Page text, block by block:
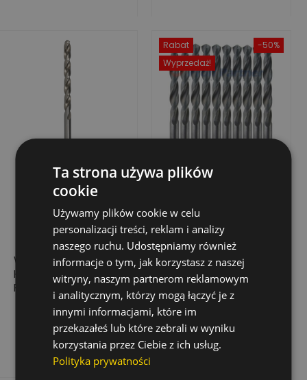
WIERTŁO DO METALU
HSS-G SUPER,
PRZEDŁUŻANE,
10,0X121/184
Cena
30,96 zł
Dodaj do koszyka
-50%
Rabat
Wyprzedaż!
WIERTŁO DO METALU
HSS-R 1,9 MM X 46
MM 10 SZT.
Cena
10,37 zł
podstawowa
Dodaj do koszyka
Ta strona używa plików
cookie
Używamy plików cookie w celu
personalizacji treści, reklam i analizy
naszego ruchu. Udostępniamy również
informacje o tym, jak korzystasz z naszej
witryny, naszym partnerom reklamowym
i analitycznym, którzy mogą łączyć je z
innymi informacjami, które im
przekazałeś lub które zebrali w wyniku
korzystania przez Ciebie z ich usług.
Polityka prywatności